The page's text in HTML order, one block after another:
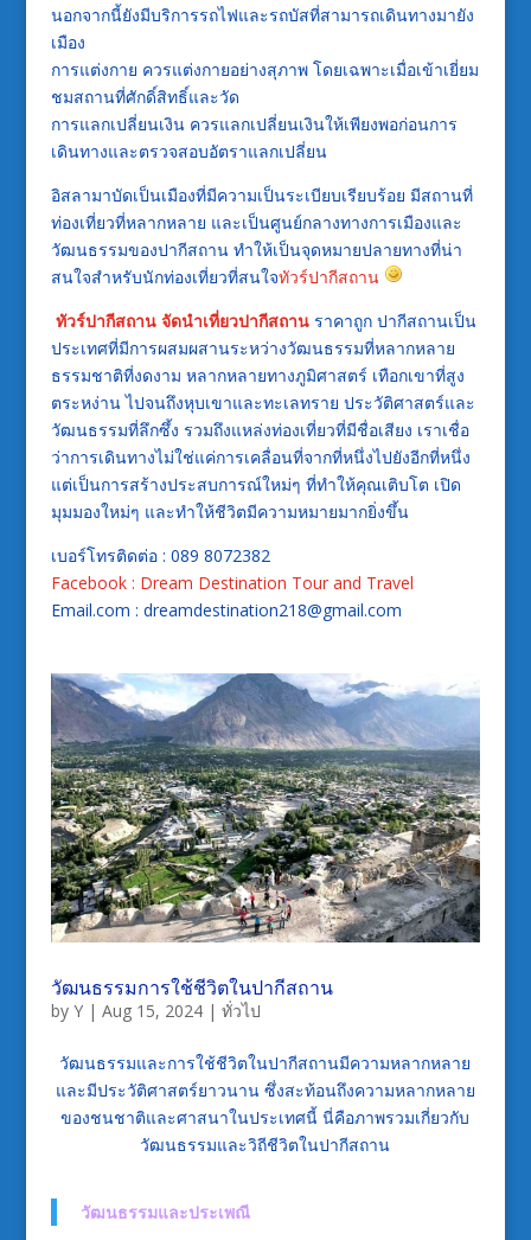
นอกจากนี้ยังมีบริการรถไฟและรถบัสที่สามารถเดินทางมายัง
เมือง
การแต่งกาย ควรแต่งกายอย่างสุภาพ โดยเฉพาะเมื่อเข้าเยี่ยม
ชมสถานที่ศักดิ์สิทธิ์และวัด
การแลกเปลี่ยนเงิน ควรแลกเปลี่ยนเงินให้เพียงพอก่อนการ
เดินทางและตรวจสอบอัตราแลกเปลี่ยน
อิสลามาบัดเป็นเมืองที่มีความเป็นระเบียบเรียบร้อย มีสถานที่
ท่องเที่ยวที่หลากหลาย และเป็นศูนย์กลางทางการเมืองและ
วัฒนธรรมของปากีสถาน ทำให้เป็นจุดหมายปลายทางที่น่า
สนใจสำหรับนักท่องเที่ยวที่สนใจทัวร์ปากีสถาน
ทัวร์ปากีสถาน จัดนำเที่ยวปากีสถานราคาถูก ปากีสถานเป็น
ประเทศที่มีการผสมผสานระหว่างวัฒนธรรมที่หลากหลาย
ธรรมชาติที่งดงาม หลากหลายทางภูมิศาสตร์ เทือกเขาที่สูง
ตระหง่าน ไปจนถึงหุบเขาและทะเลทราย ประวัติศาสตร์และ
วัฒนธรรมที่ลึกซึ้ง รวมถึงแหล่งท่องเที่ยวที่มีชื่อเสียง เราเชื่อ
ว่าการเดินทางไม่ใช่แค่การเคลื่อนที่จากที่หนึ่งไปยังอีกที่หนึ่ง
แต่เป็นการสร้างประสบการณ์ใหม่ๆ ที่ทำให้คุณเติบโต เปิด
มุมมองใหม่ๆ และทำให้ชีวิตมีความหมายมากยิ่งขึ้น
เบอร์โทรติดต่อ : 089 8072382
Facebook : Dream Destination Tour and Travel
Email.com : dreamdestination218@gmail.com
วัฒนธรรมการใช้ชีวิตในปากีสถาน
by Y| Aug 15, 2024| ทั่วไป
วัฒนธรรมและการใช้ชีวิตในปากีสถานมีความหลากหลาย
และมีประวัติศาสตร์ยาวนาน ซึ่งสะท้อนถึงความหลากหลาย
ของชนชาติและศาสนาในประเทศนี้ นี่คือภาพรวมเกี่ยวกับ
วัฒนธรรมและวิถีชีวิตในปากีสถาน
วัฒนธรรมและประเพณี